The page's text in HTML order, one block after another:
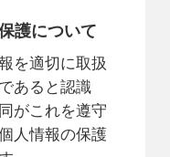
護について
を適切に取扱
あると認識
がこれを遵守
人情報の保護